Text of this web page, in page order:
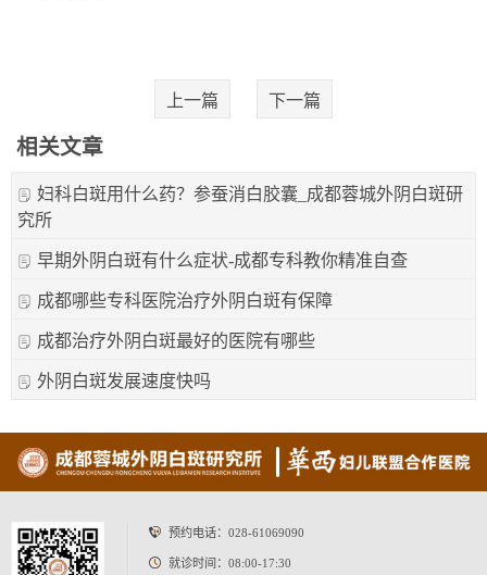
上一篇 下一篇
相关文章
妇科白斑用什么药？参蚕消白胶囊_成都蓉城外阴白斑研
究所
早期外阴白斑有什么症状-成都专科教你精准自查
成都哪些专科医院治疗外阴白斑有保障
成都治疗外阴白斑最好的医院有哪些
外阴白斑发展速度快吗
预约电话： 028-61069090
就诊时间：08:00-17:30